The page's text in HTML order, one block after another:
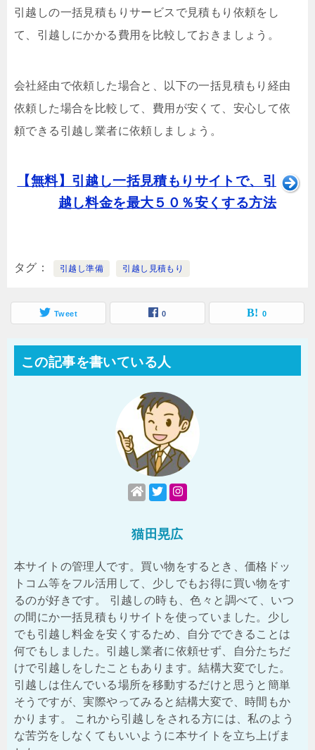
引越しの一括見積もりサービスで見積もり依頼をし
て、引越しにかかる費用を比較しておきましょう。
会社経由で依頼した場合と、以下の一括見積もり経由
依頼した場合を比較して、費用が安くて、安心して依
頼できる引越し業者に依頼しましょう。
【無料】引越し一括見積もりサイトで、引
越し料金を最大５０％安くする方法
タグ 引越し準備 引越し見積もり
Tweet 0 0
この記事を書いている人
猫田晃広
本サイトの管理人です。買い物をするとき、価格ドッ
トコム等をフル活用して、少しでもお得に買い物をす
るのが好きです。 引越しの時も、色々と調べて、いつ
の間にか一括見積もりサイトを使っていました。少し
でも引越し料金を安くするため、自分でできることは
何でもしました。引越し業者に依頼せず、自分たちだ
けで引越しをしたこともあります。結構大変でした。
引越しは住んでいる場所を移動するだけと思うと簡単
そうですが、実際やってみると結構大変で、時間もか
かります。 これから引越しをされる方には、私のよう
な苦労をしなくてもいいように本サイトを立ち上げま